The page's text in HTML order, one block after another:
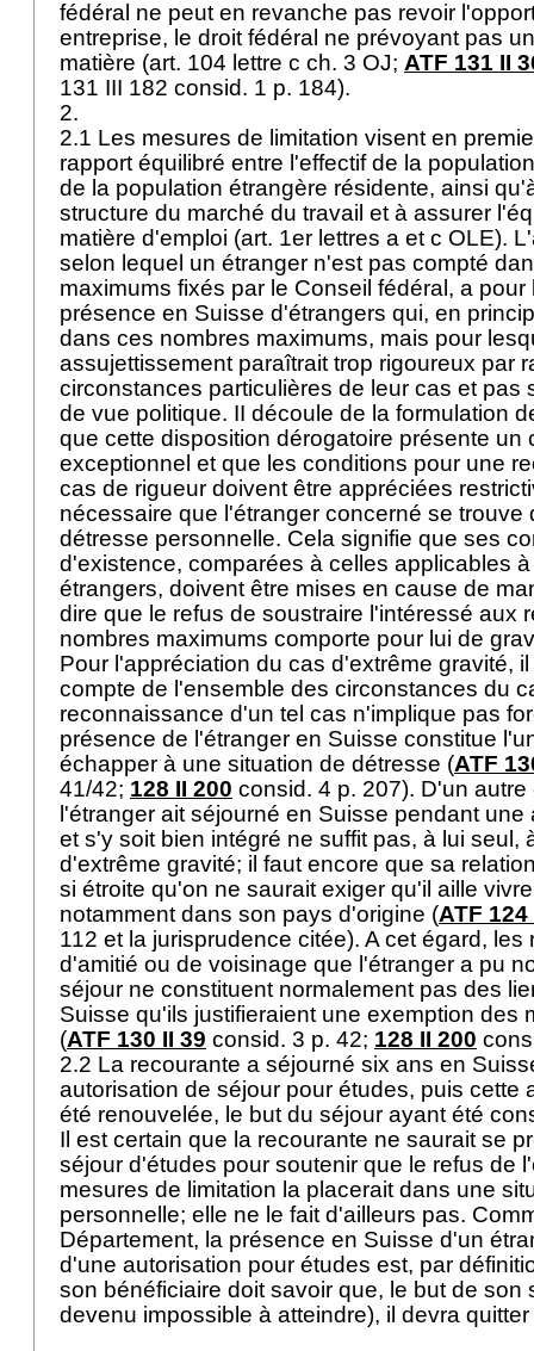
fédéral ne peut en revanche pas revoir
entreprise, le droit fédéral ne prévoyant pas
matière (art. 104 lettre c ch. 3 OJ; ATF 131 II
131 III 182 consid. 1 p. 184).
2.
2.1 Les mesures de limitation visent en
rapport équilibré entre l'effectif de la
de la population étrangère résidente, ainsi
structure du marché du travail et à assurer
matière d'emploi (art. 1er lettres a et c OLE).
selon lequel un étranger n'est pas compté
maximums fixés par le Conseil fédéral, a pour
présence en Suisse d'étrangers qui, en
dans ces nombres maximums, mais pour
assujettissement paraîtrait trop rigoureux par
circonstances particulières de leur cas et pas
de vue politique. II découle de la formulation
que cette disposition dérogatoire présente un
exceptionnel et que les conditions pour une
cas de rigueur doivent être appréciées
nécessaire que l'étranger concerné se trouve
détresse personnelle. Cela signifie que ses
d'existence, comparées à celles applicables
étrangers, doivent être mises en cause de
dire que le refus de soustraire l'intéressé aux
nombres maximums comporte pour lui de
Pour l'appréciation du cas d'extrême gravité,
compte de l'ensemble des circonstances du
reconnaissance d'un tel cas n'implique pas
présence de l'étranger en Suisse constitue
échapper à une situation de détresse (ATF
41/42; 128 II 200 consid. 4 p. 207). D'un autre
l'étranger ait séjourné en Suisse pendant
et s'y soit bien intégré ne suffit pas, à lui seul,
d'extrême gravité; il faut encore que sa
si étroite qu'on ne saurait exiger qu'il aille
notamment dans son pays d'origine (ATF 124
112 et la jurisprudence citée). A cet égard, les
d'amitié ou de voisinage que l'étranger a pu
séjour ne constituent normalement pas des
Suisse qu'ils justifieraient une exemption des
(ATF 130 II 39 consid. 3 p. 42; 128 II 200
2.2 La recourante a séjourné six ans en
autorisation de séjour pour études, puis cette
été renouvelée, le but du séjour ayant été
Il est certain que la recourante ne saurait se
séjour d'études pour soutenir que le refus de
mesures de limitation la placerait dans une
personnelle; elle ne le fait d'ailleurs pas.
Département, la présence en Suisse d'un
d'une autorisation pour études est, par
son bénéficiaire doit savoir que, le but de son
devenu impossible à atteindre), il devra